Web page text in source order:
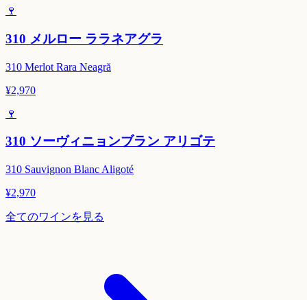
🍷
310 メルロー ララネアグラ
310 Merlot Rara Neagră
¥2,970
🍷
310 ソーヴィニョンブラン アリゴテ
310 Sauvignon Blanc Aligoté
¥2,970
全てのワインを見る